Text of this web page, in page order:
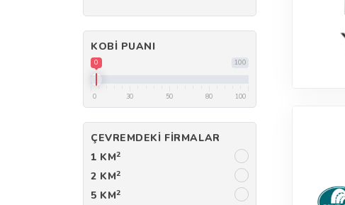
KOBI PUANI
100
0
0 30 50 80 100
ÇEVREMDEKI FIRMALAR
1 KM2
2 KM2
5 KM2